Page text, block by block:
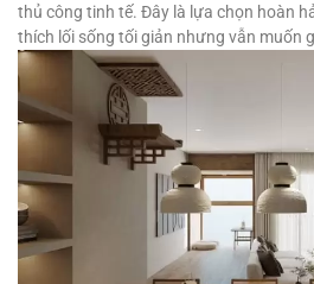
thủ công tinh tế. Đây là lựa chọn hoàn
thích lối sống tối giản nhưng vẫn muốn